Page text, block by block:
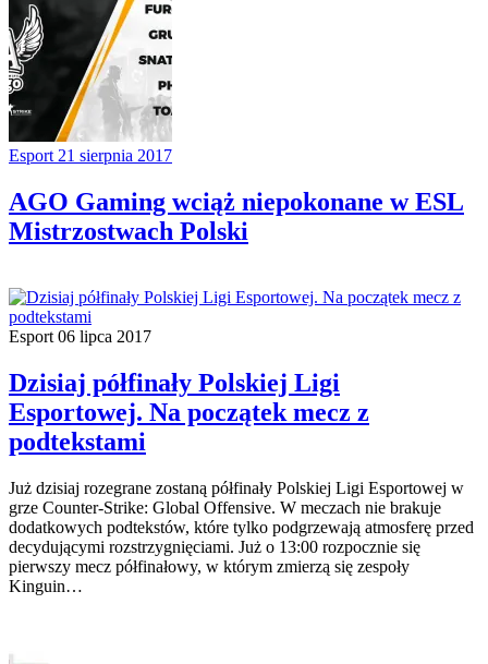
Esport 21 sierpnia 2017
AGO Gaming wciąż niepokonane w ESL
Mistrzostwach Polski
Esport 06 lipca 2017
Dzisiaj półfinały Polskiej Ligi
Esportowej. Na początek mecz z
podtekstami
Już dzisiaj rozegrane zostaną półfinały Polskiej Ligi Esportowej w
grze Counter-Strike: Global Offensive. W meczach nie brakuje
dodatkowych podtekstów, które tylko podgrzewają atmosferę przed
decydującymi rozstrzygnięciami. Już o 13:00 rozpocznie się
pierwszy mecz półfinałowy, w którym zmierzą się zespoły
Kinguin…